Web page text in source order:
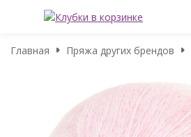
Главная Пряжа других брендов